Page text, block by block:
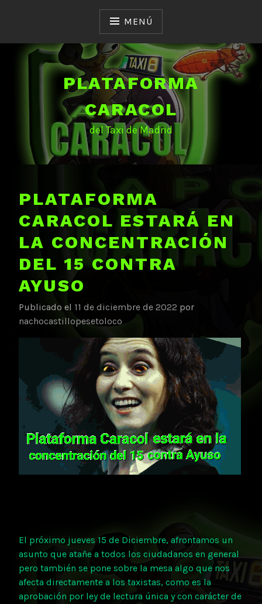
MENÚ
PLATAFORMA
CARACOL
del Taxi de Madrid
PLATAFORMA
CARACOL ESTARÁ EN
LA CONCENTRACIÓN
DEL 15 CONTRA
AYUSO
Publicado el 11 de diciembre de 2022 por
nachocastillopesetoloco
El próximo jueves 15 de Diciembre, afrontamos un
asunto que atañe a todos los ciudadanos en general
pero también se pone sobre la mesa algo que nos
afecta directamente a los taxistas, como es la
aprobación por ley de lectura única y con carácter de